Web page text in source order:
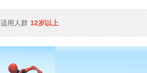
适用人群 12岁以上